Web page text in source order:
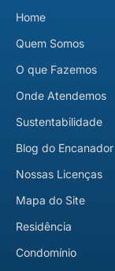
Home
Quem Somos
O que Fazemos
Onde Atendemos
Sustentabilidade
Blog do Encanador
Nossas Licenças
Mapa do Site
Residência
Condomínio